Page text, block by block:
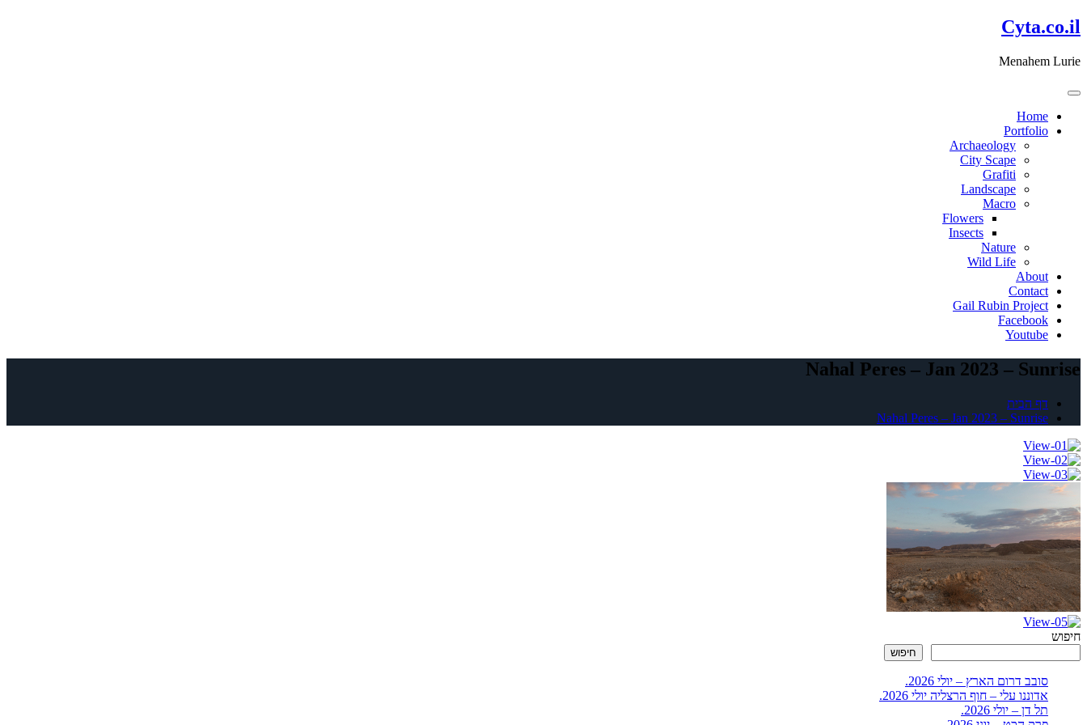
דלג
לתוכן
Cyta.co.il
Menahem Lurie
Home
Portfolio
Archaeology
City Scape
Grafiti
Landscape
Macro
Flowers
Insects
Nature
Wild Life
About
Contact
Gail Rubin Project
Facebook
Youtube
Nahal Peres – Jan 2023 – Sunrise
דף הבית
Nahal Peres – Jan 2023 – Sunrise
חיפוש
חיפוש
סובב דרום הארץ – יולי 2026.
אדוננו עלי – חוף הרצליה יולי 2026.
תל דן – יולי 2026.